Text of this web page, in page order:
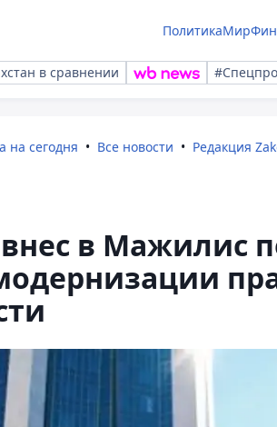
ПолитикаМир
в сравнении
на сегодня Все новости Редакция
в Мажилис